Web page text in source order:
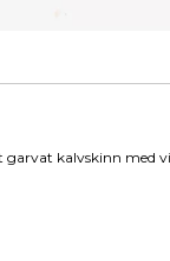
garvat kalvskinn med